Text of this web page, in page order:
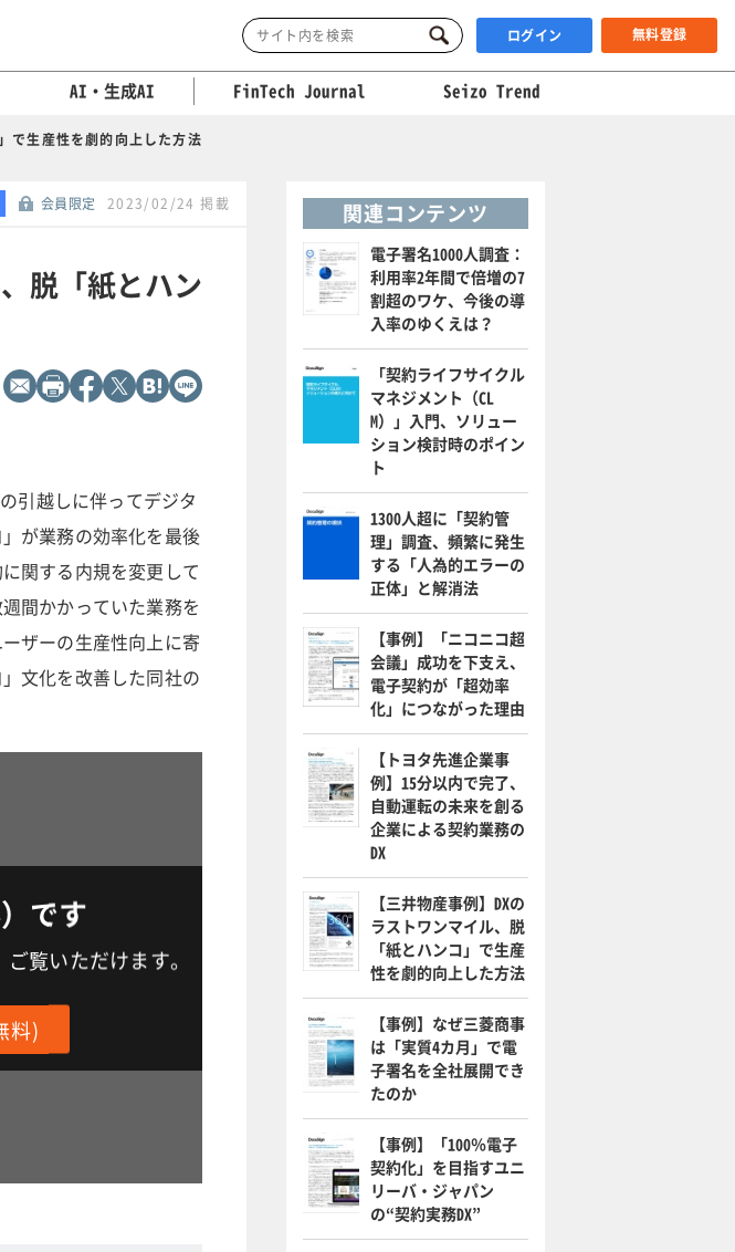
ログイン 無料登録
AI・生成AI FinTech Journal Seizo Trend
で生産性を劇的向上した方法
会員限定 2023/02/24 掲載
脱「紙とハン
引越しに伴ってデジタ
が業務の効率化を最後
関する内規を変更して
間かかっていた業務を
ザーの生産性向上に寄
文化を改善した同社の
です
覧いただけます。
料)
関連コンテンツ
電子署名1000人調査：
利用率2年間で倍増の7
割超のワケ、今後の導
入率のゆくえは？
「契約ライフサイクル
マネジメント（CL
M）」入門、ソリュー
ション検討時のポイン
ト
1300人超に「契約管
理」調査、頻繁に発生
する「人為的エラーの
正体」と解消法
【事例】「ニコニコ超
会議」成功を下支え、
電子契約が「超効率
化」につながった理由
【トヨタ先進企業事
例】15分以内で完了、
自動運転の未来を創る
企業による契約業務の
DX
【三井物産事例】DXの
ラストワンマイル、脱
「紙とハンコ」で生産
性を劇的向上した方法
【事例】なぜ三菱商事
は「実質4カ月」で電
子署名を全社展開でき
たのか
【事例】「100％電子
契約化」を目指すユニ
リーバ・ジャパン
の“契約実務DX”